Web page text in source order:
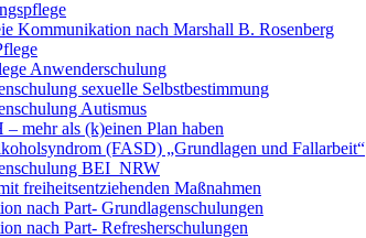
Kommunikation nach Marshall B. Rosenberg
Anwenderschulung
sexuelle Selbstbestimmung
Autismus
mehr als (k)einen Plan haben
(FASD) „Grundlagen und Fallarbeit“
BEI_NRW
freiheitsentziehenden Maßnahmen
nach Part- Grundlagenschulungen
nach Part- Refresherschulungen